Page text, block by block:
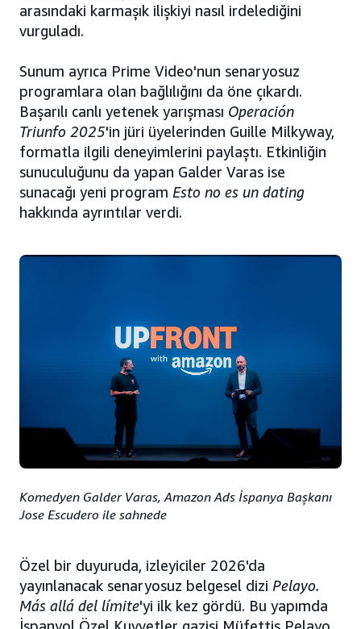
arasındaki karmaşık ilişkiyi nasıl irdelediğini
vurguladı.
Sunum ayrıca Prime Video'nun senaryosuz
programlara olan bağlılığını da öne çıkardı.
Başarılı canlı yetenek yarışması Operación
Triunfo 2025'in jüri üyelerinden Guille Milkyway,
formatla ilgili deneyimlerini paylaştı. Etkinliğin
sunuculuğunu da yapan Galder Varas ise
sunacağı yeni program Esto no es un dating
hakkında ayrıntılar verdi.
Komedyen Galder Varas, Amazon Ads İspanya Başkanı
Jose Escudero ile sahnede
Özel bir duyuruda, izleyiciler 2026'da
yayınlanacak senaryosuz belgesel dizi Pelayo.
Más allá del límite'yi ilk kez gördü. Bu yapımda